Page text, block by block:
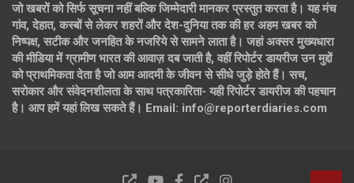
जो खबरों को सिर्फ सूचना नहीं बल्कि जिम्मेदारी मानकर प्रस्तुत करता है। यह मंच
गांव, देहात, कस्बों से लेकर शहरों और देश-दुनिया तक की हर अहम खबर को
निष्पक्ष, सटीक और जनहित के नजरिये से सामने लाता है। जहां अक्सर मुख्यधारा
की मीडिया में ग्रामीण भारत की आवाज़ दब जाती है, वहीं रिपोर्टर डायरीज उन मुद्दों
को प्राथमिकता देता है जो आम आदमी के जीवन से सीधे जुड़े होते हैं। सच,
सरोकार और संवेदनशीलता के साथ पत्रकारिता- यही रिपोर्टर डायरीज की पहचान
है। आप हमें यहां लिख सकते हैं। Email: info@reporterdiaries.com